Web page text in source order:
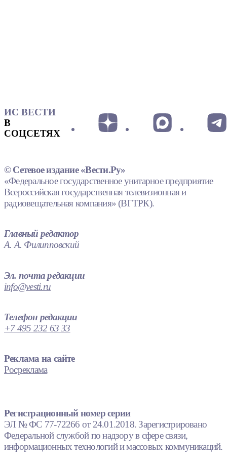
ИС ВЕСТИ
В
СОЦСЕТЯХ
© Сетевое издание «Вести.Ру»
«Федеральное государственное унитарное предприятие
Всероссийская государственная телевизионная и
радиовещательная компания» (ВГТРК).
Главный редактор
А. А. Филипповский
Эл. почта редакции
info@vesti.ru
Телефон редакции
+7 495 232 63 33
Реклама на сайте
Росреклама
Регистрационный номер серии
ЭЛ № ФС 77-72266 от 24.01.2018. Зарегистрировано
Федеральной службой по надзору в сфере связи,
информационных технологий и массовых коммуникаций.